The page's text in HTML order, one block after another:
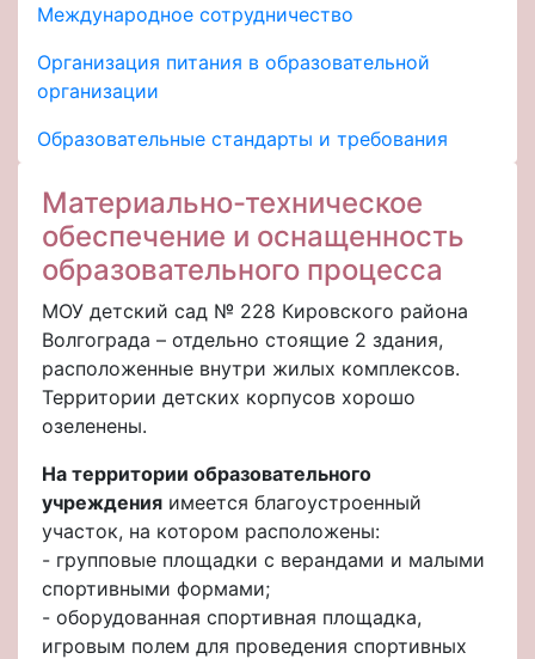
Международное сотрудничество
Организация питания в образовательной
организации
Образовательные стандарты и требования
Материально-техническое
обеспечение и оснащенность
образовательного процесса
МОУ детский сад № 228 Кировского района
Волгограда – отдельно стоящие 2 здания,
расположенные внутри жилых комплексов.
Территории детских корпусов хорошо
озеленены.
На территории образовательного
учреждения имеется благоустроенный
участок, на котором расположены:
- групповые площадки с верандами и малыми
спортивными формами;
- оборудованная спортивная площадка,
игровым полем для проведения спортивных